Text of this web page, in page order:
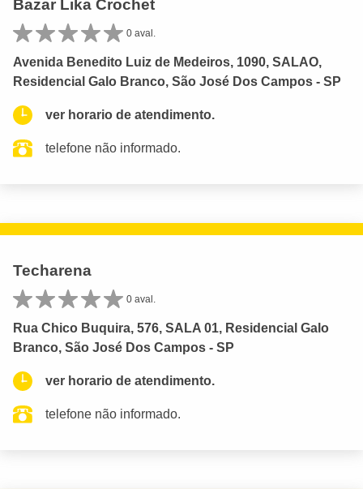
Bazar Lika Crochet
0 aval.
Avenida Benedito Luiz de Medeiros, 1090, SALAO,
Residencial Galo Branco, São José Dos Campos - SP
ver horario de atendimento.
telefone não informado.
Techarena
0 aval.
Rua Chico Buquira, 576, SALA 01, Residencial Galo
Branco, São José Dos Campos - SP
ver horario de atendimento.
telefone não informado.